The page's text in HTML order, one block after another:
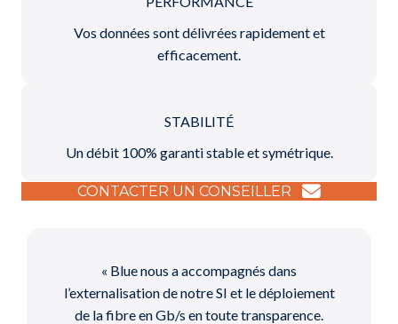
Vos données sont délivrées rapidement et
efficacement.
STABILITÉ
Un débit 100% garanti stable et symétrique.
CONTACTER UN CONSEILLER
« Blue nous a accompagnés dans
l’externalisation de notre SI et le déploiement
de la fibre en Gb/s en toute transparence.